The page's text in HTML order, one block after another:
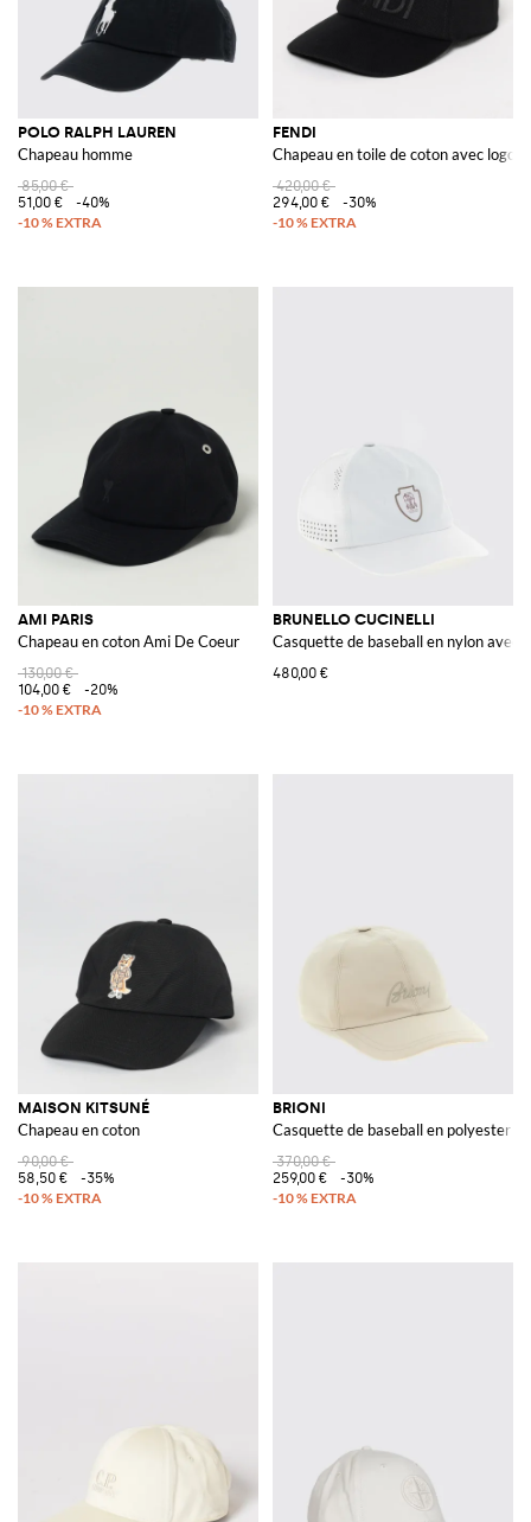
POLO RALPH LAUREN
Chapeau homme
85,00 €
51,00 €
-40%
FENDI
Chapeau en toile de coton avec logo
420,00 €
294,00 €
-30%
AMI PARIS
Chapeau en coton Ami De Coeur
130,00 €
104,00 €
-20%
BRUNELLO CUCINELLI
Casquette de baseball en nylon avec
480,00 €
MAISON KITSUNÉ
Chapeau en coton
90,00 €
58,50 €
-35%
BRIONI
Casquette de baseball en polyester
370,00 €
259,00 €
-30%